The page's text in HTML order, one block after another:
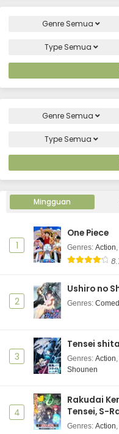
Genre Semua
Type Semua
Genre Semua
Type Semua
Mingguan
1
One Piece
Genres: Action,
2
Ushiro no
Genres:
3
Tensei
Genres: Action,
Shounen
4
Rakudai
Tensei, S-
Genres: Action,